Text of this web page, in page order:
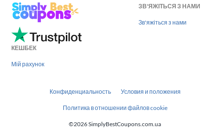
ЗВ'ЯЖІТЬСЯ З НАМИ
Зв'яжіться з нами
КЕШБЕК
Мій рахунок
Конфиденциальность Условия и положения
Политика в отношении файлов cookie
©2026 SimplyBestCoupons.com.ua